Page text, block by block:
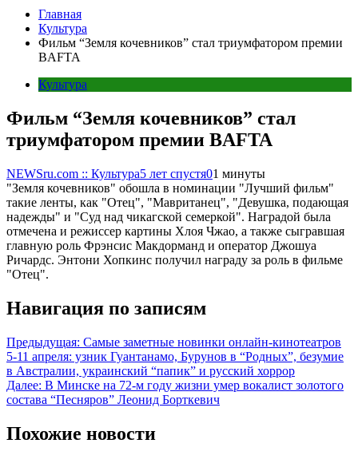
Главная
Культура
Фильм “Земля кочевников” стал триумфатором премии
BAFTA
Культура
Фильм “Земля кочевников” стал
триумфатором премии BAFTA
NEWSru.com :: Культура5 лет спустя01 минуты
"Земля кочевников" обошла в номинации "Лучший фильм"
такие ленты, как "Отец", "Мавританец", "Девушка, подающая
надежды" и "Суд над чикагской семеркой". Наградой была
отмечена и режиссер картины Хлоя Чжао, а также сыгравшая
главную роль Фрэнсис Макдорманд и оператор Джошуа
Ричардс. Энтони Хопкинс получил награду за роль в фильме
"Отец".
Навигация по записям
Предыдущая: Самые заметные новинки онлайн-кинотеатров
5-11 апреля: узник Гуантанамо, Бурунов в “Родных”, безумие
в Австралии, украинский “папик” и русский хоррор
Далее: В Минске на 72-м году жизни умер вокалист золотого
состава “Песняров” Леонид Борткевич
Похожие новости